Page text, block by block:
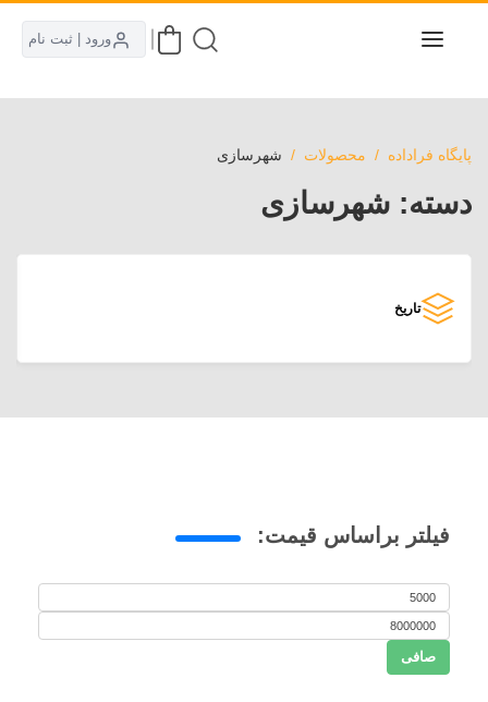
ورود | ثبت نام
پایگاه فراداده محصولات شهرسازی
دسته: شهرسازی
تاریخ
فیلتر براساس قیمت:
صافی